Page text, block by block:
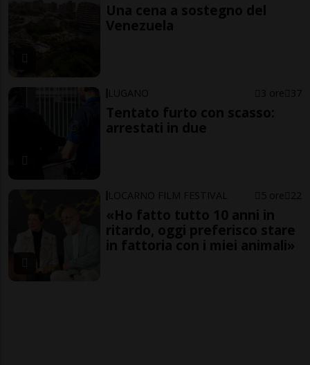
Una cena a sostegno del
Venezuela
LUGANO 3 ore 37
Tentato furto con scasso:
arrestati in due
LOCARNO FILM FESTIVAL 5 ore 22
«Ho fatto tutto 10 anni in
ritardo, oggi preferisco stare
in fattoria con i miei animali»